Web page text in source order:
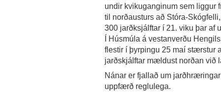
undir kvikuganginum sem liggur
til norðausturs að Stóra-
300 jarðksjálftar í 21. viku þar af
Í Húsmúla á vestanverðu
flestir í þyrpingu 25 maí stærstur
jarðskjálftar mældust norðan við
Nánar er fjallað um
uppfærð reglulega.